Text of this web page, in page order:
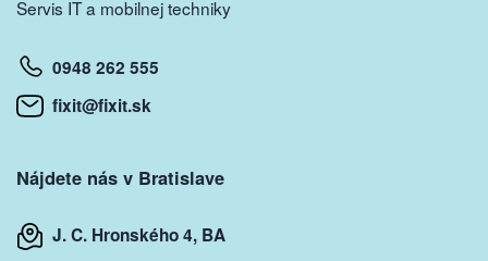
Servis IT a mobilnej techniky
0948 262 555
fixit@fixit.sk
Nájdete nás v Bratislave
J. C. Hronského 4, BA